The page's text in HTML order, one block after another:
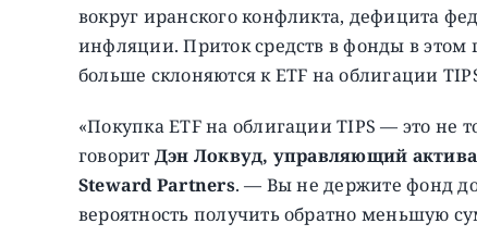
вокруг иранского конфликта, дефицита
инфляции. Приток средств в фонды в этом
больше склоняются к ETF на облигации
«Покупка ETF на облигации TIPS — это не
говорит Дэн Локвуд, управляющий
Steward Partners. — Вы не держите фонд
вероятность получить обратно меньшую